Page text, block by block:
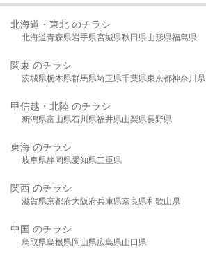
北海道・東北 のチラシ
北海道青森県岩手県宮城県秋田県山形県福島県
関東 のチラシ
茨城県栃木県群馬県埼玉県千葉県東京都神奈川県
甲信越・北陸 のチラシ
新潟県富山県石川県福井県山梨県長野県
東海 のチラシ
岐阜県静岡県愛知県三重県
関西 のチラシ
滋賀県京都府大阪府兵庫県奈良県和歌山県
中国 のチラシ
鳥取県島根県岡山県広島県山口県